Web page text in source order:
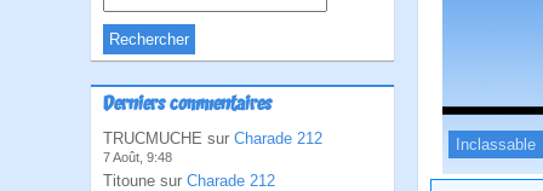
Derniers commentaires
TRUCMUCHE sur Charade 212
7 Août, 9:48
Titoune sur Charade 212
Inclassable